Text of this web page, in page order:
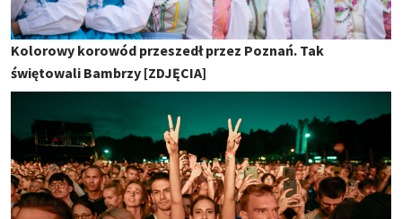
Kolorowy korowód przeszedł przez Poznań. Tak
świętowali Bambrzy [ZDJĘCIA]